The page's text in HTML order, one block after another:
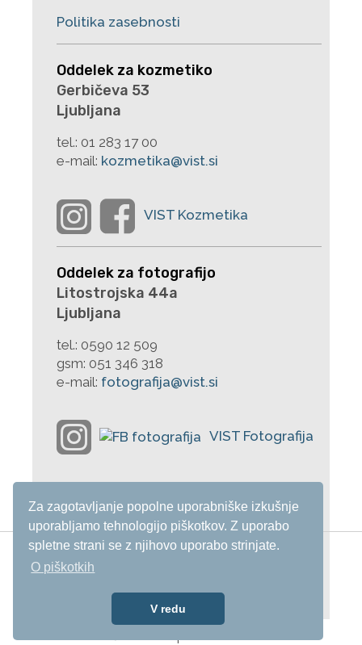
Za zagotavljanje popolne uporabniške izkušnje
uporabljamo tehnologijo piškotkov. Z uporabo
spletne strani se z njihovo uporabo strinjate.
O piškotkih
V redu
Politika zasebnosti
Oddelek za kozmetiko
Gerbičeva 53
Ljubljana
tel.: 01 283 17 00
e-mail: kozmetika@vist.si
Oddelek za fotografijo
Litostrojska 44a
Ljubljana
tel.: 0590 12 509
gsm: 051 346 318
e-mail: fotografija@vist.si
Alumni e-Referat